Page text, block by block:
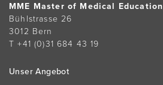
MME Master of Medical Education
Bühlstrasse 26
3012 Bern
T +41 (0)31 684 43 19
Unser Angebot